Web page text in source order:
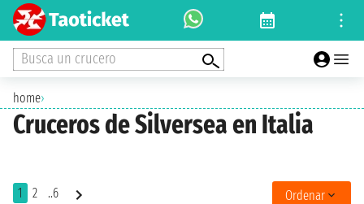
Busca un crucero
home›
Cruceros de Silversea en Italia
1 2 ..6 Ordenar